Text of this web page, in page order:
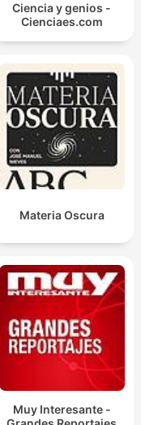
Ciencia y genios -
Cienciaes.com
Materia Oscura
Muy Interesante -